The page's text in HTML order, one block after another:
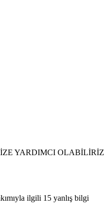
YARDIMCI OLABİLİRİZ
ilgili 15 yanlış bilgi